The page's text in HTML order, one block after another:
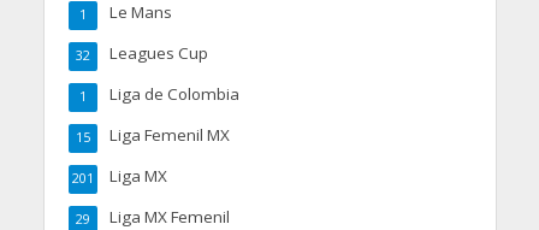
Le Mans
1
Leagues Cup
32
Liga de Colombia
1
Liga Femenil MX
15
Liga MX
201
Liga MX Femenil
29